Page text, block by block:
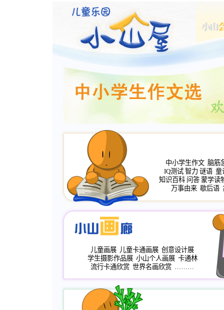
中小学生作文 脑筋
IQ测试 智力 谜语 童
知识百科 问答 蒙学读
万事由来 歇后语
儿童画展 儿童卡通画展 创意设计展
学生摄影作品展 小山个人画展 卡通林
流行卡通欣赏 世界名画欣赏 ………